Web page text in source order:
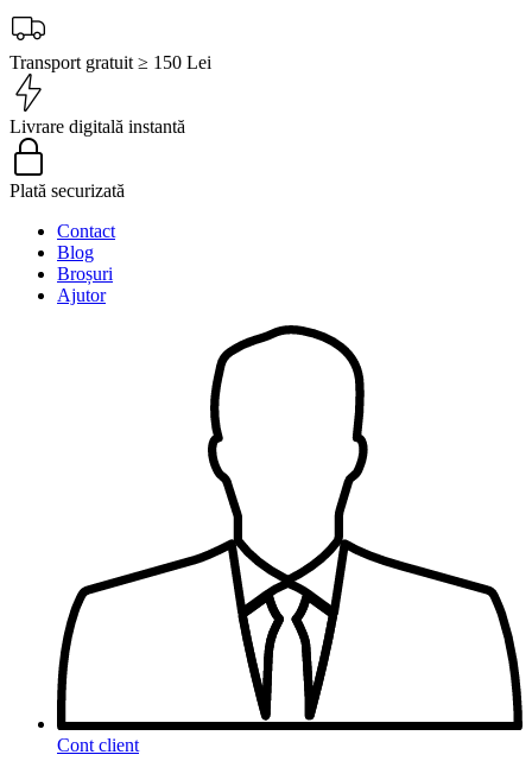
Transport gratuit ≥ 150 Lei
Livrare digitală instantă
Plată securizată
Contact
Blog
Broșuri
Ajutor
Cont client